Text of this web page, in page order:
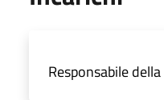
Responsabile